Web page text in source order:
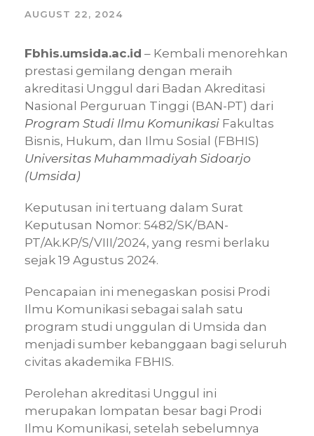
AUGUST 22, 2024
Fbhis.umsida.ac.id – Kembali menorehkan
prestasi gemilang dengan meraih
akreditasi Unggul dari Badan Akreditasi
Nasional Perguruan Tinggi (BAN-PT) dari
Program Studi Ilmu Komunikasi Fakultas
Bisnis, Hukum, dan Ilmu Sosial (FBHIS)
Universitas Muhammadiyah Sidoarjo
(Umsida)
Keputusan ini tertuang dalam Surat
Keputusan Nomor: 5482/SK/BAN-
PT/Ak.KP/S/VIII/2024, yang resmi berlaku
sejak 19 Agustus 2024.
Pencapaian ini menegaskan posisi Prodi
Ilmu Komunikasi sebagai salah satu
program studi unggulan di Umsida dan
menjadi sumber kebanggaan bagi seluruh
civitas akademika FBHIS.
Perolehan akreditasi Unggul ini
merupakan lompatan besar bagi Prodi
Ilmu Komunikasi, setelah sebelumnya